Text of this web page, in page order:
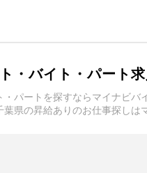
・バイト・パート
パートを探すならマイナビ
県の昇給ありのお仕事探しは